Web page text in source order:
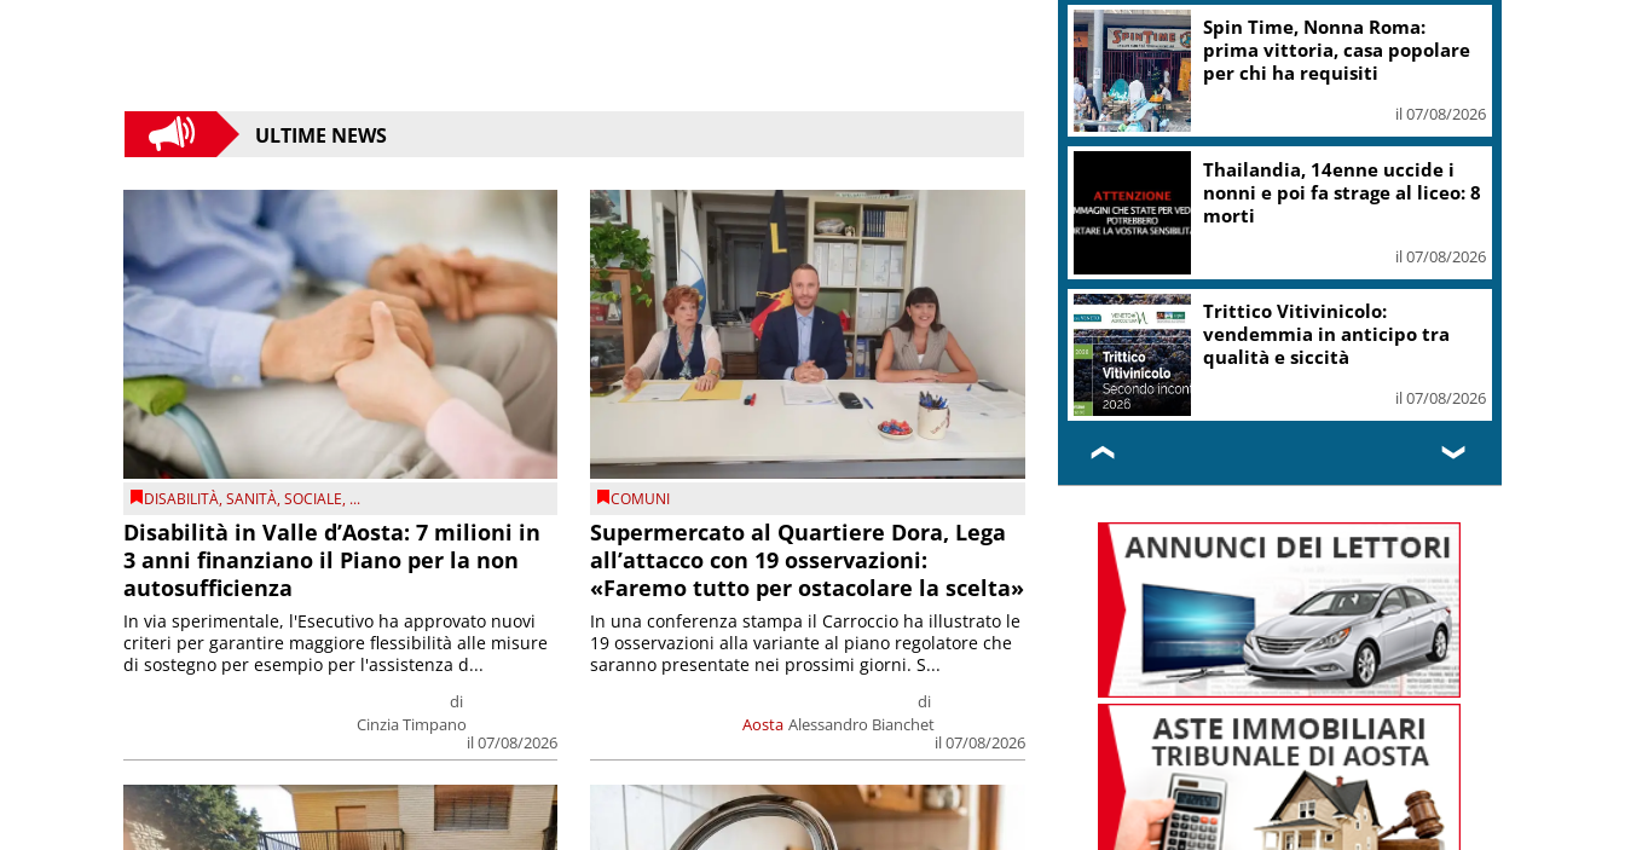
ULTIME NEWS
DISABILITÀ,SANITÀ,SOCIALE, ...
Disabilità in Valle d’Aosta: 7 milioni in
3 anni finanziano il Piano per la non
autosufficienza
di
Cinzia Timpano
il 07/08/2026
In via sperimentale, l'Esecutivo ha approvato nuovi
criteri per garantire maggiore flessibilità alle misure
di sostegno per esempio per l'assistenza d...
COMUNI
Supermercato al Quartiere Dora, Lega
all’attacco con 19 osservazioni:
«Faremo tutto per ostacolare la scelta»
Aosta
di
Alessandro Bianchet
il 07/08/2026
In una conferenza stampa il Carroccio ha illustrato le
19 osservazioni alla variante al piano regolatore che
saranno presentate nei prossimi giorni. S...
Spin Time, Nonna Roma:
prima vittoria, casa popolare
per chi ha requisiti
il 07/08/2026
Thailandia, 14enne uccide i
nonni e poi fa strage al liceo: 8
morti
il 07/08/2026
Trittico Vitivinicolo:
vendemmia in anticipo tra
qualità e siccità
il 07/08/2026
❮ ❯